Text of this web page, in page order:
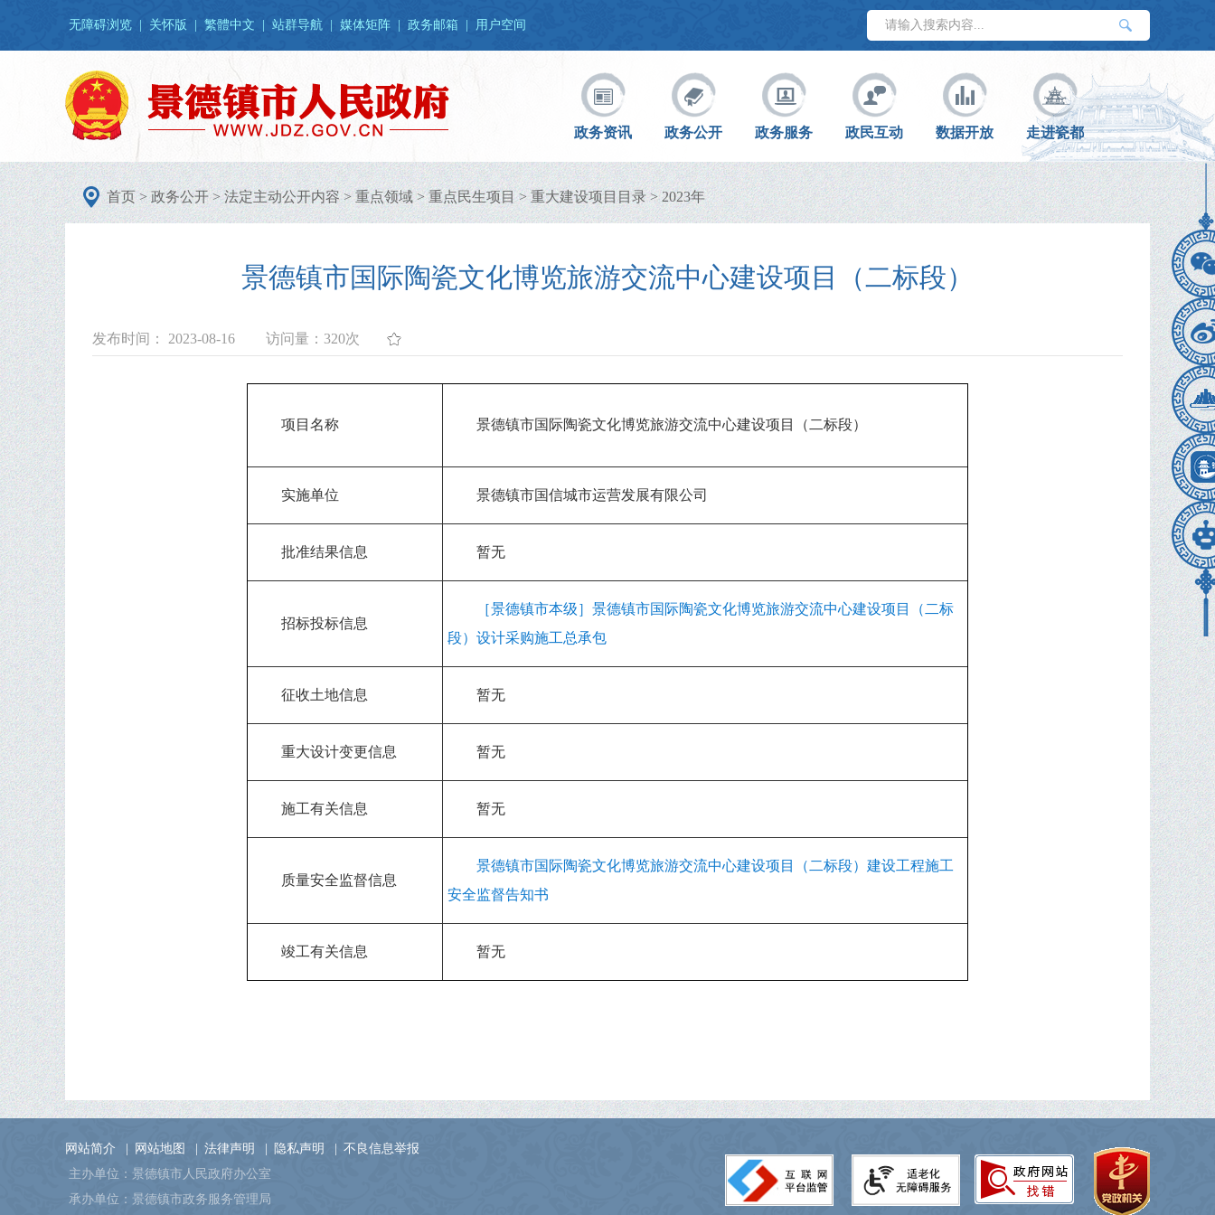
无障碍浏览 关怀版 繁體中文 站群导航 媒体矩阵 政务邮箱 用户空间
政务资讯 政务公开 政务服务 政民互动 数据开放 走进瓷都
首页>政务公开>法定主动公开内容>重点领域>重点民生项目 >重大建设项目目录>2023年
景德镇市国际陶瓷文化博览旅游交流中心建设项目（二标段）
发布时间： 2023-08-16 访问量： 320次
项目名称 景德镇市国际陶瓷文化博览旅游交流中心建设项目（二标段）
实施单位 景德镇市国信城市运营发展有限公司
批准结果信息 暂无
招标投标信息
［景德镇市本级］景德镇市国际陶瓷文化博览旅游交流中心建设项目（二标
段）设计采购施工总承包
征收土地信息 暂无
重大设计变更信息 暂无
施工有关信息 暂无
质量安全监督信息
景德镇市国际陶瓷文化博览旅游交流中心建设项目（二标段）建设工程施工
安全监督告知书
竣工有关信息 暂无
网站简介 网站地图 法律声明 隐私声明
不良信息举报
主办单位：景德镇市人民政府办公室
承办单位：景德镇市政务服务管理局